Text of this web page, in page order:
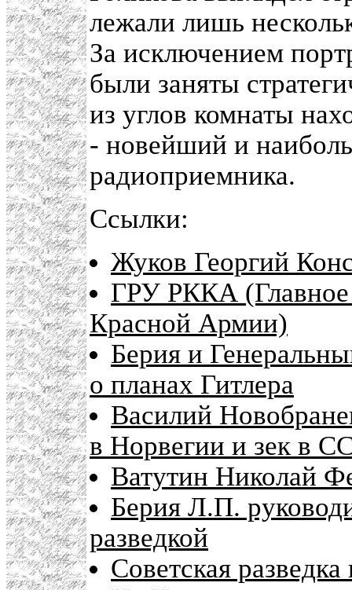
лежали лишь
За исключением
были заняты
из углов комнаты
- новейший и
радиоприемника.
Ссылки:
Жуков Георгий
ГРУ РККА (Главное
Красной Армии)
Берия и
о планах Гитлера
Василий
в Норвегии и зек в
Ватутин Николай
Берия Л.П.
разведкой
Советская